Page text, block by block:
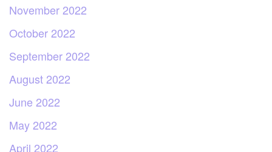
November 2022
October 2022
September 2022
August 2022
June 2022
May 2022
April 2022